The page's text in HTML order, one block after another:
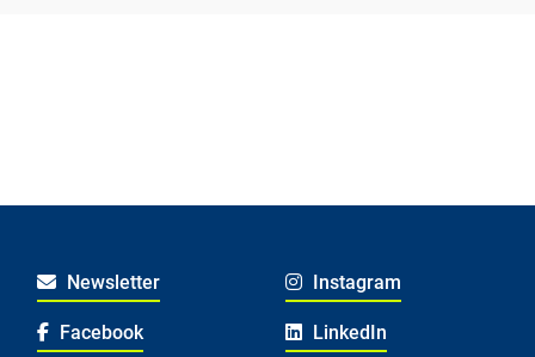
Newsletter Instagram
Facebook LinkedIn